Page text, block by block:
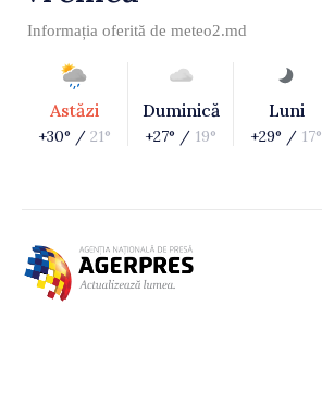
Informația oferită de meteo2.md
Astăzi
+30° / 21°
Duminică
+27° / 19°
Luni
+29° / 17°